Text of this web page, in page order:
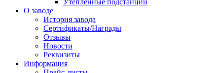
Утепленные подстанции
О заводе
История завода
Сертификаты/Награды
Отзывы
Новости
Реквизиты
Информация